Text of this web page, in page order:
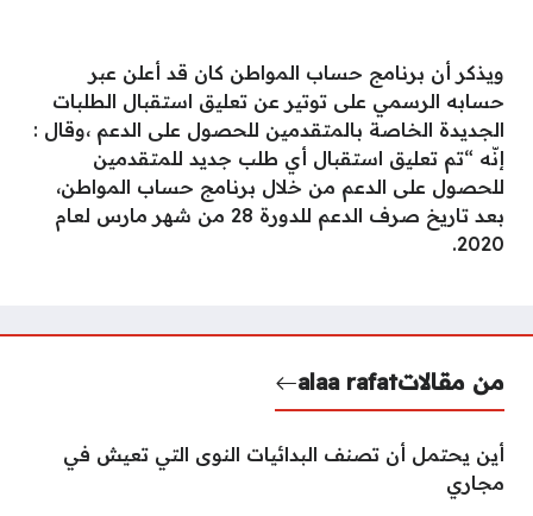
ويذكر أن برنامج حساب المواطن كان قد أعلن عبر
حسابه الرسمي على توتير عن تعليق استقبال الطلبات
الجديدة الخاصة بالمتقدمين للحصول على الدعم ،وقال :
إنّه “تم تعليق استقبال أي طلب جديد للمتقدمين
للحصول على الدعم من خلال برنامج حساب المواطن،
بعد تاريخ صرف الدعم للدورة 28 من شهر مارس لعام
2020.
من مقالاتalaa rafat
أين يحتمل أن تصنف البدائيات النوى التي تعيش في
مجاري